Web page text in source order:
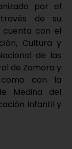
por el
de su
cuenta con el
Cultura y
de las
de Zamora y
con la
Medina del
Infantil y